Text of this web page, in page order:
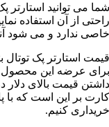
شما می توانید استارتر
راحتی از آن استفاده
خاصی ندارد و می شود
برای عرضه این محصول
داشتن قیمت بالای
کارت بر این است که با
خریداری کنیم.